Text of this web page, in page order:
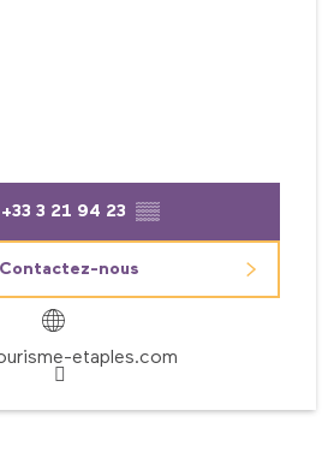
+33 3 21 94 23 ▒▒
Contactez-nous
etaples.com